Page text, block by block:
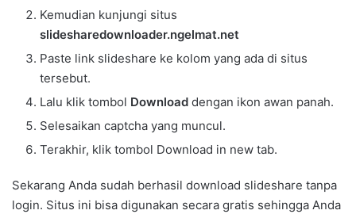
Kemudian kunjungi situs
slidesharedownloader.ngelmat.net
Paste link slideshare ke kolom yang ada di situs
tersebut.
Lalu klik tombol Download dengan ikon awan panah.
Selesaikan captcha yang muncul.
Terakhir, klik tombol Download in new tab.
Sekarang Anda sudah berhasil download slideshare tanpa
login. Situs ini bisa digunakan secara gratis sehingga Anda